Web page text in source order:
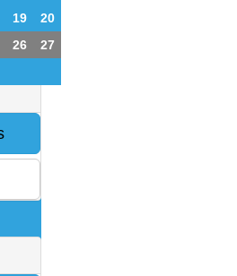
19
20
26
27